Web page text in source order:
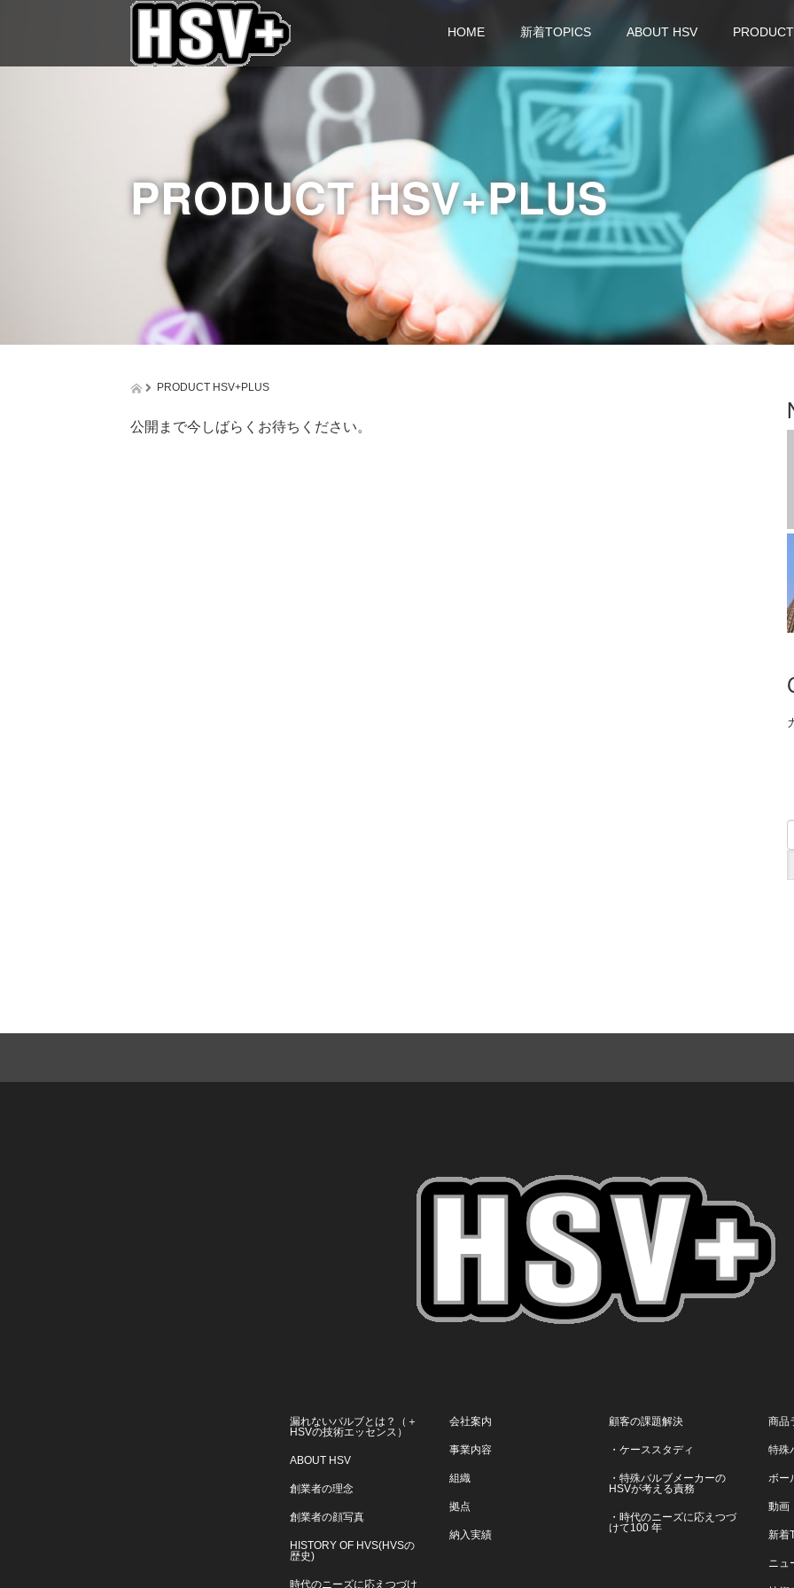
HOME 新着TOPICS ABOUT HSV
PRODUCT HSV+PLUS
PRODUCT HSV+PLUS
公開まで今しばらくお待ちください。
漏れないバルブとは？（＋
HSVの技術エッセンス）
ABOUT HSV
創業者の理念
創業者の顔写真
HISTORY OF HVS(HVSの
歴史)
時代のニーズに応えつづけ
会社案内
事業内容
組織
拠点
納入実績
顧客の課題解決
・ケーススタディ
・特殊バルブメーカーの
HSVが考える責務
・時代のニーズに応えつづ
けて100 年
商品
特殊
ボー
動画
新着
ニュ